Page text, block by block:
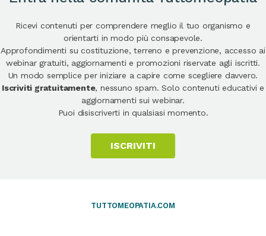
Ricevi contenuti per comprendere meglio il tuo organismo e
orientarti in modo più consapevole.
Approfondimenti su costituzione, terreno e prevenzione, accesso ai
webinar gratuiti, aggiornamenti e promozioni riservate agli iscritti.
Un modo semplice per iniziare a capire come scegliere davvero.
Iscriviti gratuitamente, nessuno spam. Solo contenuti educativi e
aggiornamenti sui webinar.
Puoi disiscriverti in qualsiasi momento.
ISCRIVITI
TUTTOMEOPATIA.COM